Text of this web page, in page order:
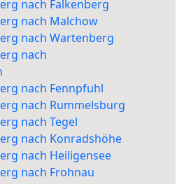
nach Falkenberg
nach Malchow
nach Wartenberg
nach
nach Fennpfuhl
nach Rummelsburg
nach Tegel
nach Konradshöhe
nach Heiligensee
nach Frohnau